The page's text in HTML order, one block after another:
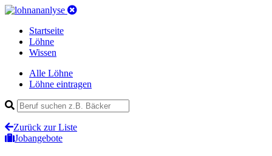
Startseite
Löhne
Wissen
Alle Löhne
Löhne eintragen
Zurück zur Liste
Jobangebote